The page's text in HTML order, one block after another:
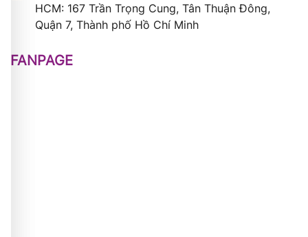
HCM: 167 Trần Trọng Cung, Tân Thuận Đông,
Quận 7, Thành phố Hồ Chí Minh
FANPAGE